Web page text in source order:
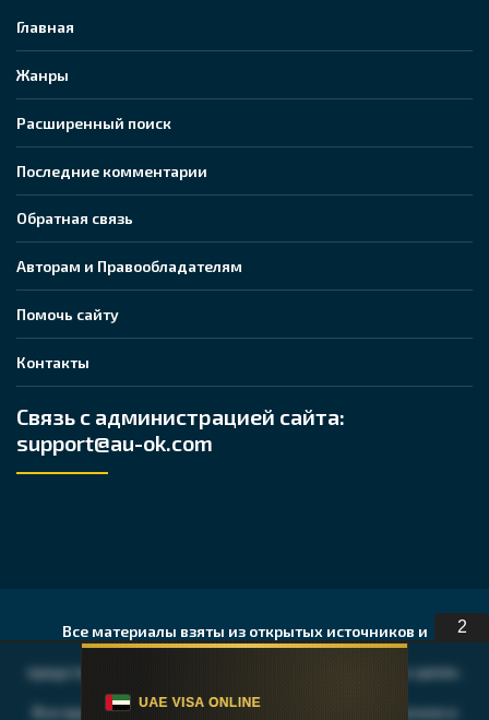
1
Главная
Жанры
Расширенный поиск
Последние комментарии
Обратная связь
Авторам и Правообладателям
Помочь сайту
Контакты
Связь с администрацией сайта:
support@au-ok.com
Все материалы взяты из открытых источников и
представлены исключительно в ознакомительных целях.
Все права на публикуемые аудио, видео, графические и